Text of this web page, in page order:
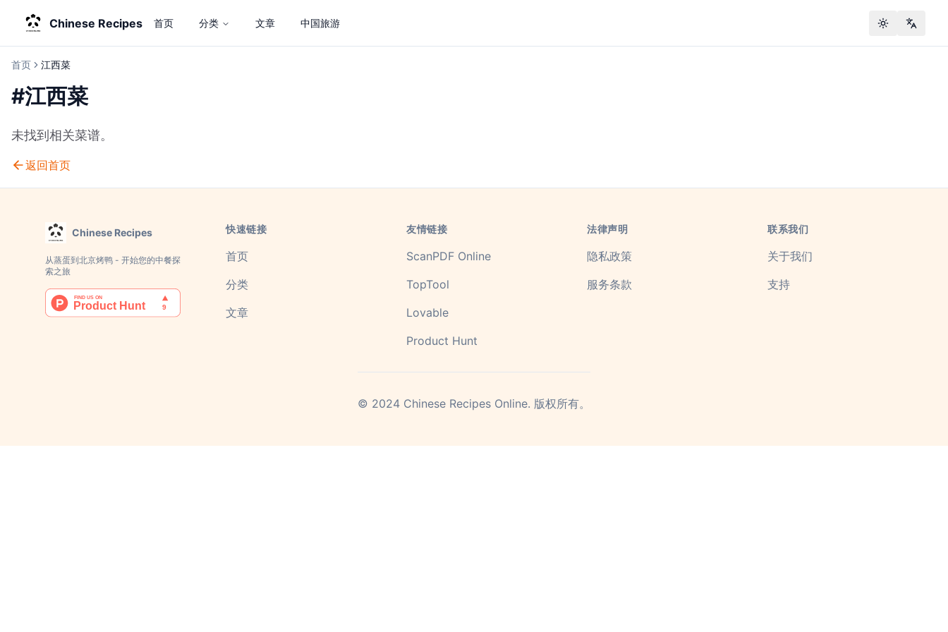
Chinese Recipes 首页 分类 文章 中国旅游 Toggle theme
首页 江西菜
#江西菜
未找到相关菜谱。
返回首页
Chinese Recipes
从蒸蛋到北京烤鸭 - 开始您的中餐探
索之旅
快速链接
首页
分类
文章
友情链接
ScanPDF Online
TopTool
Lovable
Product Hunt
法律声明
隐私政策
服务条款
联系我们
关于我们
支持
© 2024 Chinese Recipes Online. 版权所有。